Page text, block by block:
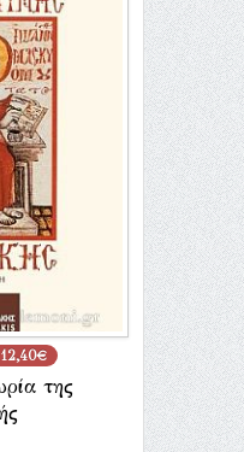
12,40€
της